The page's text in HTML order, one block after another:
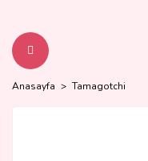
Anasayfa Tamagotchi